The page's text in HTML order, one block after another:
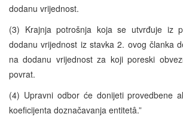
dodanu vrijednost.
(3) Krajnja potrošnja koja se utvrđuje iz
dodanu vrijednost iz stavka 2. ovog članka
na dodanu vrijednost za koji poreski
povrat.
(4) Upravni odbor će donijeti provedbene
koeficijenta doznačavanja entitetâ.”